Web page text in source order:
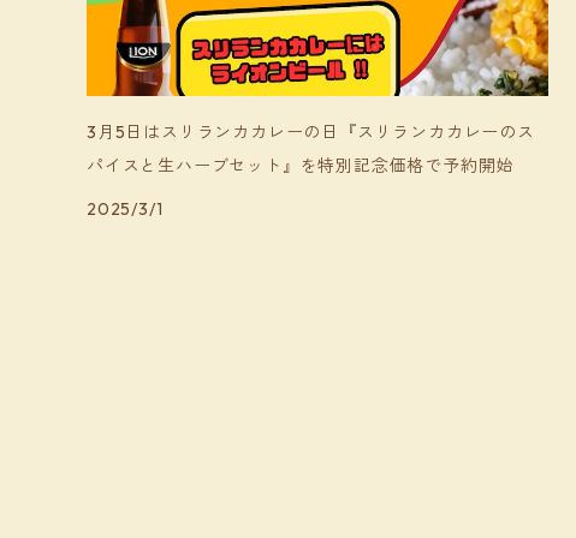
3月5日はスリランカカレーの日『スリランカカレーのス
パイスと生ハーブセット』を特別記念価格で予約開始
2025/3/1